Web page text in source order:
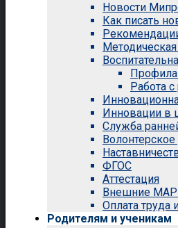
Новости
Как писать
Работа
Инновации в
Служба
ФГОС
Аттестация
Внешние
Оплата
Родителям и ученикам